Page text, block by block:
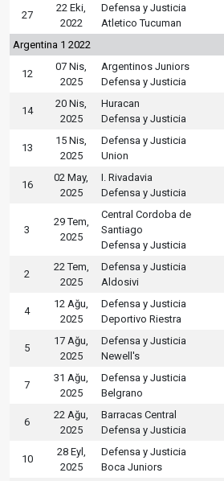
27
22 Eki,
2022
Defensa y Justicia
Atletico Tucuman
Argentina 1 2022
12
07 Nis,
2025
Argentinos Juniors
Defensa y Justicia
14
20 Nis,
2025
Huracan
Defensa y Justicia
13
15 Nis,
2025
Defensa y Justicia
Union
16
02 May,
2025
I. Rivadavia
Defensa y Justicia
3
29 Tem,
2025
Central Cordoba de
Santiago
Defensa y Justicia
2
22 Tem,
2025
Defensa y Justicia
Aldosivi
4
12 Ağu,
2025
Defensa y Justicia
Deportivo Riestra
5
17 Ağu,
2025
Defensa y Justicia
Newell's
7
31 Ağu,
2025
Defensa y Justicia
Belgrano
6
22 Ağu,
2025
Barracas Central
Defensa y Justicia
10
28 Eyl,
2025
Defensa y Justicia
Boca Juniors